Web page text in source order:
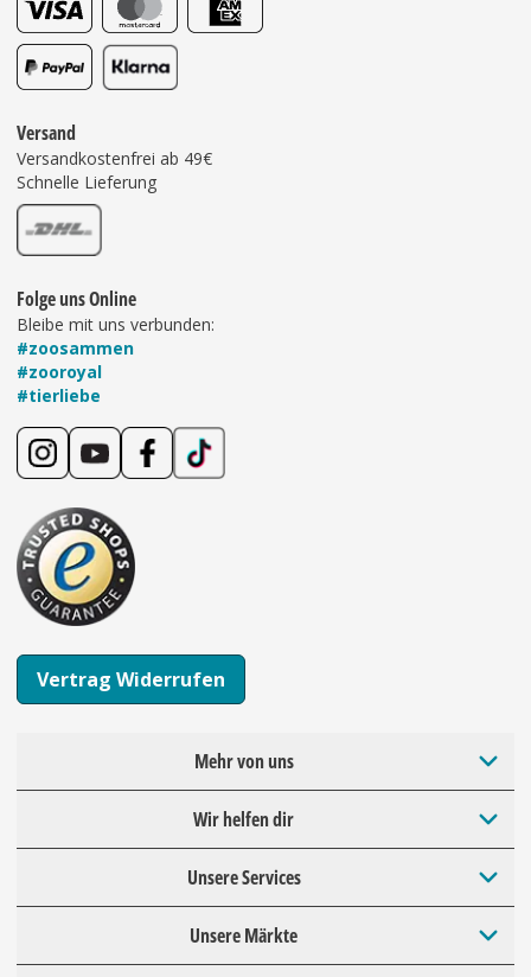
Versand
Versandkostenfrei ab 49€
Schnelle Lieferung
Folge uns Online
Bleibe mit uns verbunden:
#zoosammen
#zooroyal
#tierliebe
Vertrag Widerrufen
Mehr von uns
Wir helfen dir
Unsere Services
Unsere Märkte